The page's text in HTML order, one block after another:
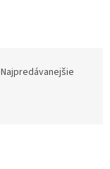
Najpredávanejšie